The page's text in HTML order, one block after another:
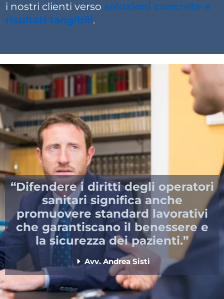
i nostri clienti verso soluzioni concrete e
risultati tangibili.
“Difendere i diritti degli operatori
sanitari significa anche
promuovere standard lavorativi
che garantiscano il benessere e
la sicurezza dei pazienti.”
Avv. Andrea Sisti